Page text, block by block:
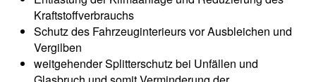
Kraftstoffverbrauchs
Schutz des Fahrzeuginterieurs vor Ausbleichen und
Vergilben
weitgehender Splitterschutz bei Unfällen und